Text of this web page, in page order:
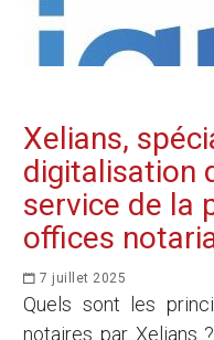
Xelians,
digitalisation
service de la
offices
7 juillet 2025
Quels sont les
notaires par Xelians